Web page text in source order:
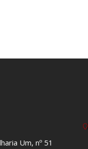
Um, nº 51